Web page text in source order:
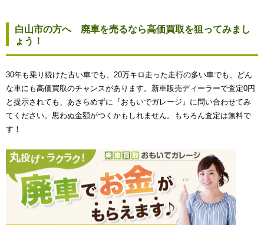
白山市の方へ 廃車を売るなら高価買取を狙ってみまし
ょう！
30年も乗り続けた古い車でも、20万キロ走った走行の多い車でも、どん
な車にも高価買取のチャンスがあります。新車販売ディーラーで査定0円
と提示されても、あきらめずに『おもいでガレージ』に問い合わせてみ
てください。思わぬ金額がつくかもしれません。もちろん査定は無料で
す！